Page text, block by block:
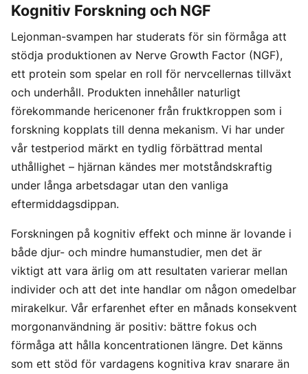
Kognitiv Forskning och NGF
Lejonman-svampen har studerats för sin förmåga att
stödja produktionen av Nerve Growth Factor (NGF),
ett protein som spelar en roll för nervcellernas tillväxt
och underhåll. Produkten innehåller naturligt
förekommande hericenoner från fruktkroppen som i
forskning kopplats till denna mekanism. Vi har under
vår testperiod märkt en tydlig förbättrad mental
uthållighet – hjärnan kändes mer motståndskraftig
under långa arbetsdagar utan den vanliga
eftermiddagsdippan.
Forskningen på kognitiv effekt och minne är lovande i
både djur- och mindre humanstudier, men det är
viktigt att vara ärlig om att resultaten varierar mellan
individer och att det inte handlar om någon omedelbar
mirakelkur. Vår erfarenhet efter en månads konsekvent
morgonanvändning är positiv: bättre fokus och
förmåga att hålla koncentrationen längre. Det känns
som ett stöd för vardagens kognitiva krav snarare än